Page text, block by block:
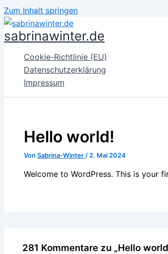
Zum Inhalt springen
sabrinawinter.de
Cookie-Richtlinie (EU)
Datenschutzerklärung
Impressum
Hello world!
Von Sabrina-Winter / 2. Mai 2024
Welcome to WordPress. This is your
281 Kommentare zu „Hello